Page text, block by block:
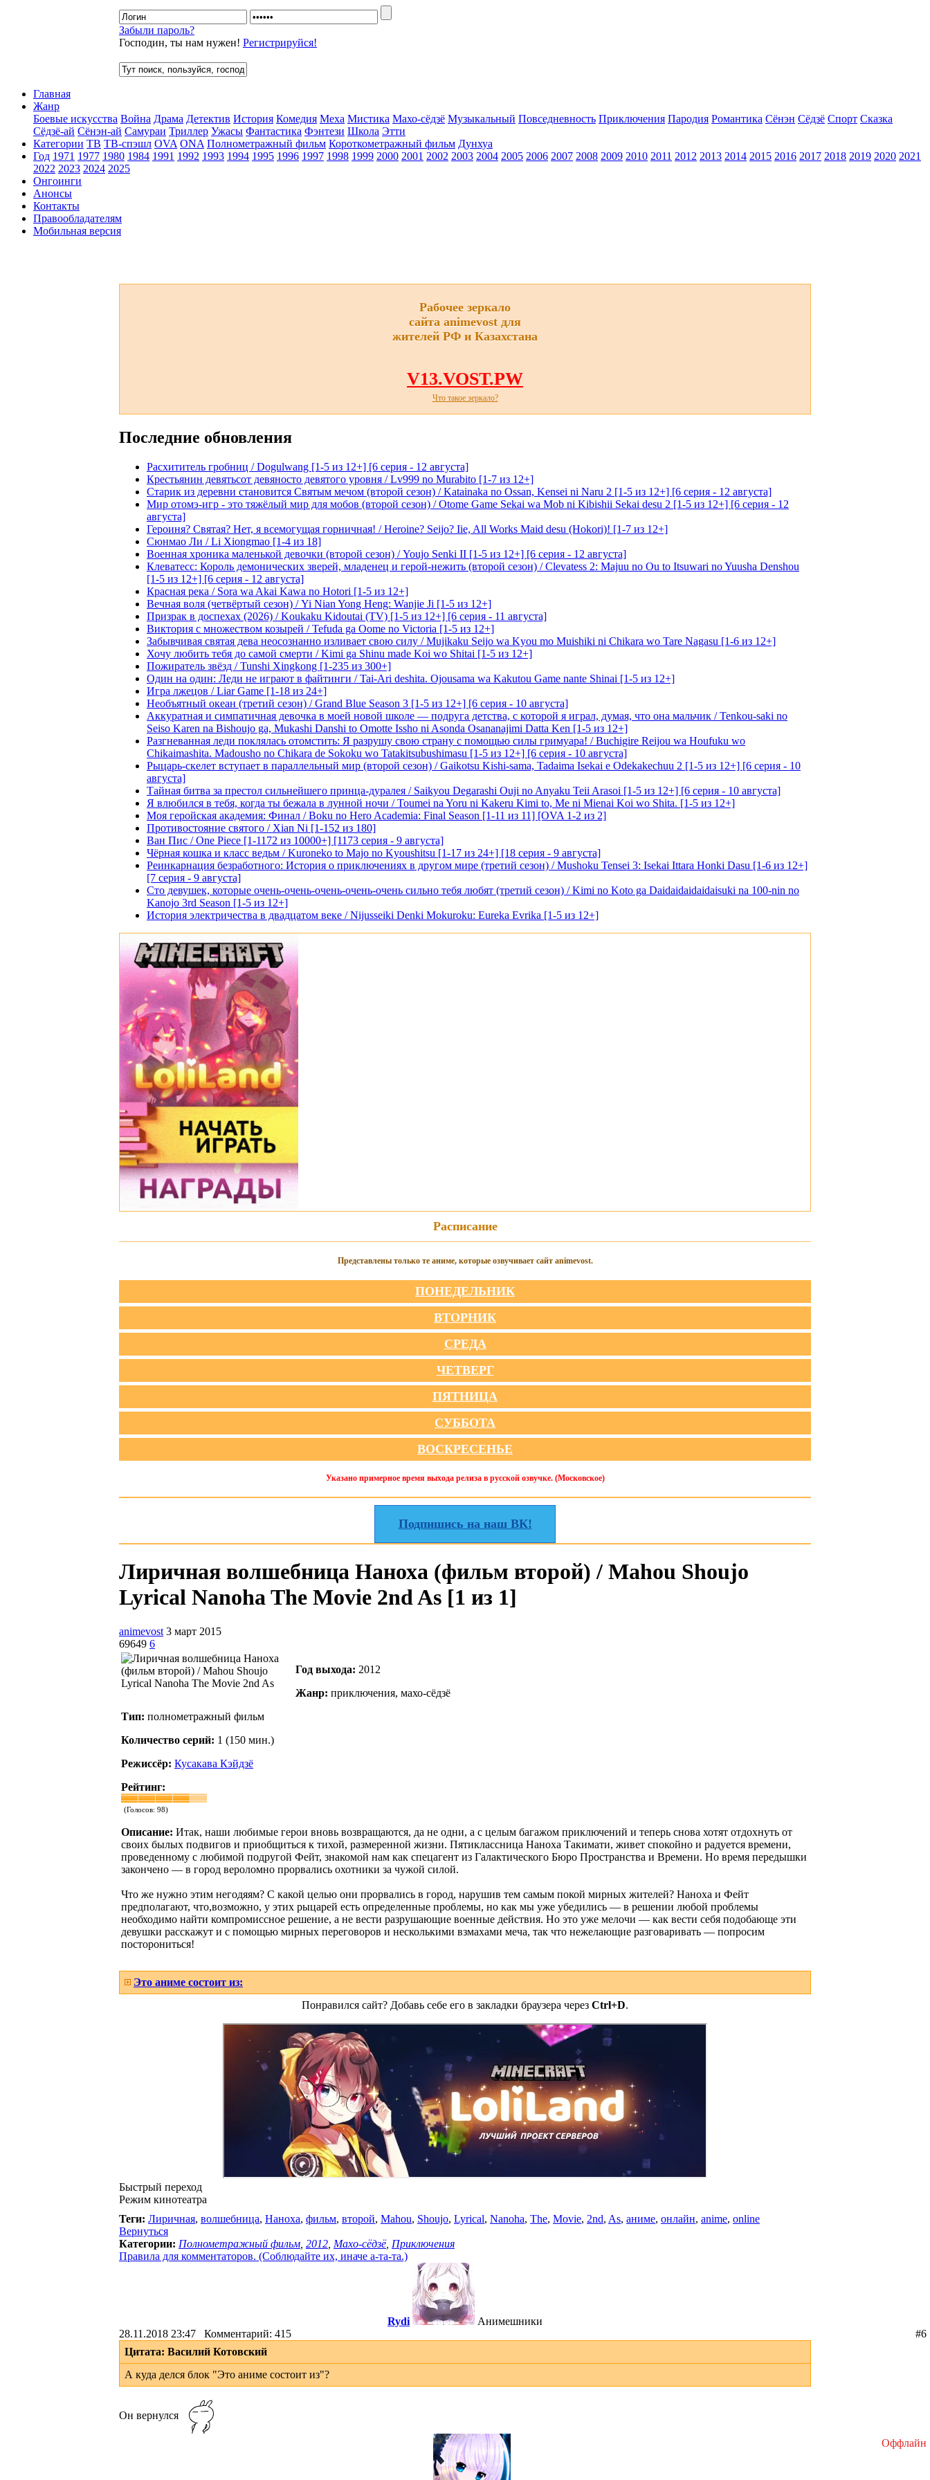
Забыли пароль?
Господин, ты нам нужен! Регистрируйся!
Главная
Жанр
Боевые искусства Война Драма Детектив История Комедия Меха Мистика Махо-сёдзё Музыкальный Повседневность Приключения Пародия Романтика Сёнэн Сёдзё Спорт Сказка
Сёдзё-ай Сёнэн-ай Самураи Триллер Ужасы Фантастика Фэнтези Школа Этти
Категории ТВ ТВ-спэшл OVA ONA Полнометражный фильм Короткометражный фильм Дунхуа
Год 1971 1977 1980 1984 1991 1992 1993 1994 1995 1996 1997 1998 1999 2000 2001 2002 2003 2004 2005 2006 2007 2008 2009 2010 2011 2012 2013 2014 2015 2016 2017 2018 2019 2020 2021
2022 2023 2024 2025
Онгоинги
Анонсы
Контакты
Правообладателям
Мобильная версия
Рабочее зеркало
сайта animevost для
жителей РФ и Казахстана
V13.VOST.PW
Что такое зеркало?
Последние обновления
Расхититель гробниц / Dogulwang [1-5 из 12+] [6 серия - 12 августа]
Крестьянин девятьсот девяносто девятого уровня / Lv999 no Murabito [1-7 из 12+]
Старик из деревни становится Святым мечом (второй сезон) / Katainaka no Ossan, Kensei ni Naru 2 [1-5 из 12+] [6 серия - 12 августа]
Мир отомэ-игр - это тяжёлый мир для мобов (второй сезон) / Otome Game Sekai wa Mob ni Kibishii Sekai desu 2 [1-5 из 12+] [6 серия - 12
августа]
Героиня? Святая? Нет, я всемогущая горничная! / Heroine? Seijo? Iie, All Works Maid desu (Hokori)! [1-7 из 12+]
Сюнмао Ли / Li Xiongmao [1-4 из 18]
Военная хроника маленькой девочки (второй сезон) / Youjo Senki II [1-5 из 12+] [6 серия - 12 августа]
Клеватесс: Король демонических зверей, младенец и герой-нежить (второй сезон) / Clevatess 2: Majuu no Ou to Itsuwari no Yuusha Denshou
[1-5 из 12+] [6 серия - 12 августа]
Красная река / Sora wa Akai Kawa no Hotori [1-5 из 12+]
Вечная воля (четвёртый сезон) / Yi Nian Yong Heng: Wanjie Ji [1-5 из 12+]
Призрак в доспехах (2026) / Koukaku Kidoutai (TV) [1-5 из 12+] [6 серия - 11 августа]
Виктория с множеством козырей / Tefuda ga Oome no Victoria [1-5 из 12+]
Забывчивая святая дева неосознанно изливает свою силу / Mujikaku Seijo wa Kyou mo Muishiki ni Chikara wo Tare Nagasu [1-6 из 12+]
Хочу любить тебя до самой смерти / Kimi ga Shinu made Koi wo Shitai [1-5 из 12+]
Пожиратель звёзд / Tunshi Xingkong [1-235 из 300+]
Один на один: Леди не играют в файтинги / Tai-Ari deshita. Ojousama wa Kakutou Game nante Shinai [1-5 из 12+]
Игра лжецов / Liar Game [1-18 из 24+]
Необъятный океан (третий сезон) / Grand Blue Season 3 [1-5 из 12+] [6 серия - 10 августа]
Аккуратная и симпатичная девочка в моей новой школе — подруга детства, с которой я играл, думая, что она мальчик / Tenkou-saki no
Seiso Karen na Bishoujo ga, Mukashi Danshi to Omotte Issho ni Asonda Osananajimi Datta Ken [1-5 из 12+]
Разгневанная леди поклялась отомстить: Я разрушу свою страну с помощью силы гримуара! / Buchigire Reijou wa Houfuku wo
Chikaimashita. Madousho no Chikara de Sokoku wo Tatakitsubushimasu [1-5 из 12+] [6 серия - 10 августа]
Рыцарь-скелет вступает в параллельный мир (второй сезон) / Gaikotsu Kishi-sama, Tadaima Isekai e Odekakechuu 2 [1-5 из 12+] [6 серия - 10
августа]
Тайная битва за престол сильнейшего принца-дуралея / Saikyou Degarashi Ouji no Anyaku Teii Arasoi [1-5 из 12+] [6 серия - 10 августа]
Я влюбился в тебя, когда ты бежала в лунной ночи / Toumei na Yoru ni Kakeru Kimi to, Me ni Mienai Koi wo Shita. [1-5 из 12+]
Моя геройская академия: Финал / Boku no Hero Academia: Final Season [1-11 из 11] [OVA 1-2 из 2]
Противостояние святого / Xian Ni [1-152 из 180]
Ван Пис / One Piece [1-1172 из 10000+] [1173 серия - 9 августа]
Чёрная кошка и класс ведьм / Kuroneko to Majo no Kyoushitsu [1-17 из 24+] [18 серия - 9 августа]
Реинкарнация безработного: История о приключениях в другом мире (третий сезон) / Mushoku Tensei 3: Isekai Ittara Honki Dasu [1-6 из 12+]
[7 серия - 9 августа]
Сто девушек, которые очень-очень-очень-очень-очень сильно тебя любят (третий сезон) / Kimi no Koto ga Daidaidaidaidaisuki na 100-nin no
Kanojo 3rd Season [1-5 из 12+]
История электричества в двадцатом веке / Nijusseiki Denki Mokuroku: Eureka Evrika [1-5 из 12+]
Расписание
Представлены только те аниме, которые озвучивает сайт animevost.
ПОНЕДЕЛЬНИК
ВТОРНИК
СРЕДА
ЧЕТВЕРГ
ПЯТНИЦА
СУББОТА
ВОСКРЕСЕНЬЕ
Указано примерное время выхода релиза в русской озвучке. (Московское)
Подпишись на наш ВК!
Лиричная волшебница Наноха (фильм второй) / Mahou Shoujo
Lyrical Nanoha The Movie 2nd As [1 из 1]
animevost 3 март 2015
69649 6
Год выхода: 2012
Жанр: приключения, махо-сёдзё
Тип: полнометражный фильм
Количество серий: 1 (150 мин.)
Режиссёр: Кусакава Кэйдзё
Рейтинг:
(Голосов: 98)
Описание: Итак, наши любимые герои вновь возвращаются, да не одни, а с целым багажом приключений и теперь снова хотят отдохнуть от
своих былых подвигов и приобщиться к тихой, размеренной жизни. Пятиклассница Наноха Такимати, живет спокойно и радуется времени,
проведенному с любимой подругой Фейт, знакомой нам как спецагент из Галактического Бюро Пространства и Времени. Но время передышки
закончено — в город вероломно прорвались охотники за чужой силой.
Что же нужно этим негодяям? С какой целью они прорвались в город, нарушив тем самым покой мирных жителей? Наноха и Фейт
предполагают, что,возможно, у этих рыцарей есть определенные проблемы, но как мы уже убедились — в решении любой проблемы
необходимо найти компромиссное решение, а не вести разрушающие военные действия. Но это уже мелочи — как вести себя подобающе эти
девушки расскажут и с помощью мирных переговоров и несколькими взмахами меча, так что нежелающие разговаривать — попросим
посторониться!
Это аниме состоит из:
Понравился сайт? Добавь себе его в закладки браузера через Ctrl+D.
Быстрый переход
Режим кинотеатра
Теги: Лиричная, волшебница, Наноха, фильм, второй, Mahou, Shoujo, Lyrical, Nanoha, The, Movie, 2nd, As, аниме, онлайн, anime, online
Вернуться
Категории: Полнометражный фильм 2012 Махо-сёдзё, Приключения
Правила для комментаторов. (Соблюдайте их, иначе а-та-та.)
Rydi
Анимешники
28.11.2018 23:47 Комментарий: 415
#6
Цитата: Василий Котовский
А куда делся блок "Это аниме состоит из"?
Он вернулся
Оффлайн